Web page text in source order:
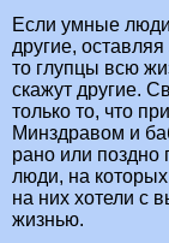
Если умные
другие,
то глупцы всю
скажут другие.
только то, что
Минздравом и
рано или поздно
люди, на
на них хотели с
жизнью.